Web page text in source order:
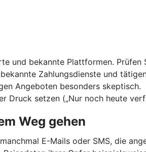
und bekannte Plattformen.
Zahlungsdienste und
Angeboten besonders skeptisch.
Druck setzen („Nur noch heute
Weg gehen
E-Mails oder SMS, die